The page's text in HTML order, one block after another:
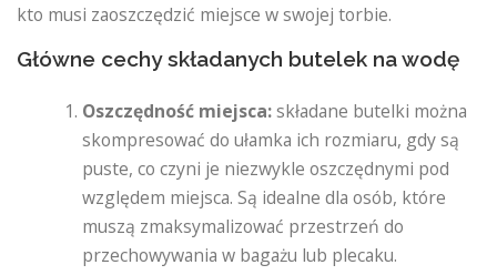
kto musi zaoszczędzić miejsce w swojej torbie.
Główne cechy składanych butelek na wodę
Oszczędność miejsca:składane butelki można
skompresować do ułamka ich rozmiaru, gdy są
puste, co czyni je niezwykle oszczędnymi pod
względem miejsca. Są idealne dla osób, które
muszą zmaksymalizować przestrzeń do
przechowywania w bagażu lub plecaku.